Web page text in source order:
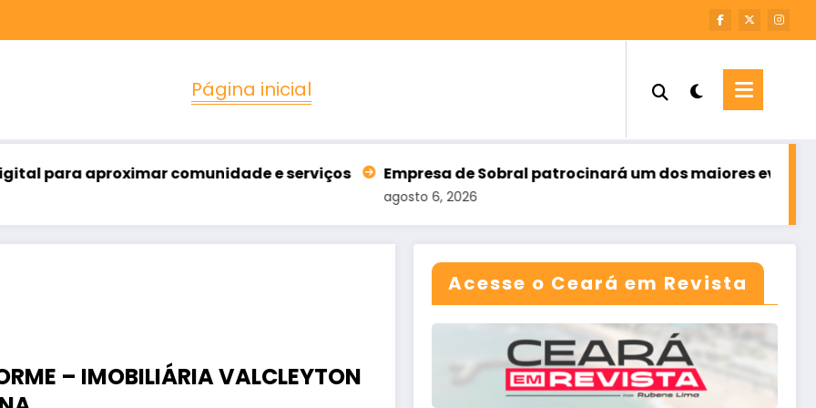
Página inicial
e serviços Empresa de Sobral patrocinará um dos maiores eventos de regularização
– IMOBILIÁRIA VALCLEYTON
Acesse o Ceará em Revista